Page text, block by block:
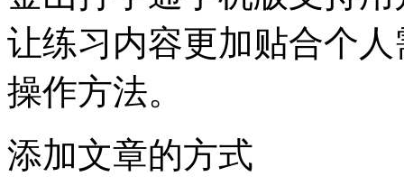
让练习内容更加贴合个
操作方法。
添加文章的方式